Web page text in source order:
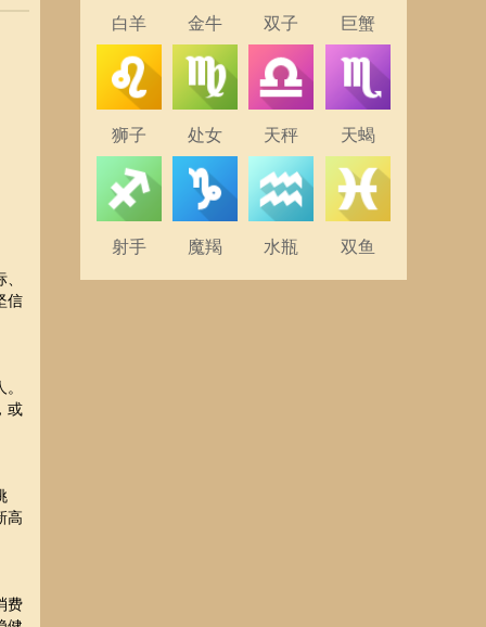
信
或
高
费
白羊 金牛 双子 巨蟹
狮子 处女 天秤 天蝎
射手 魔羯 水瓶 双鱼